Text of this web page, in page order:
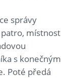
správy
místnost
s konečným
Poté předá